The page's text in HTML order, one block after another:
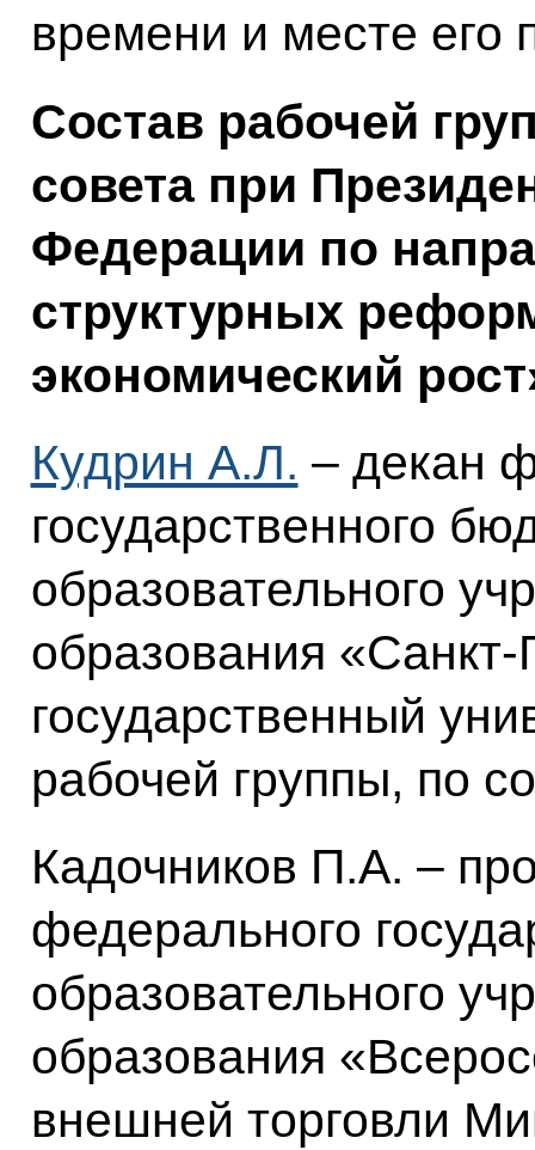
времени и месте его
Состав рабочей
совета при
Федерации по
структурных
экономический
Кудрин А.Л. – декан
государственного
образовательного
образования «Санкт-
государственный
рабочей группы, по
Кадочников П.А. –
федерального
образовательного
образования
внешней торговли